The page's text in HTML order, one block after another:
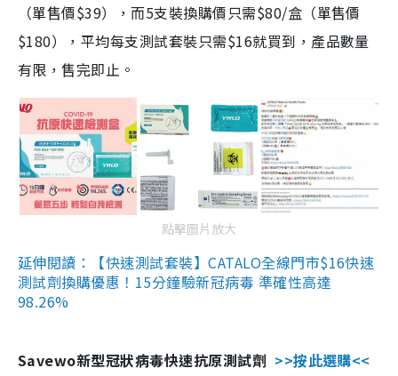
（單售價$39），而5支裝換購價只需$80/盒（單售價
$180），平均每支測試套裝只需$16就買到，產品數量
有限，售完即止。
點擊圖片放大
延伸閱讀：【快速測試套裝】CATALO全線門市$16快速
測試劑換購優惠！15分鐘驗新冠病毒 準確性高達
98.26%
Savewo新型冠狀病毒快速抗原測試劑 >>按此選購<<